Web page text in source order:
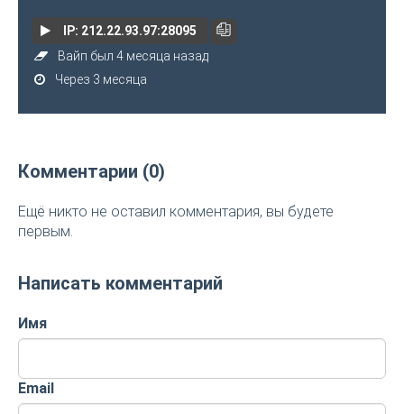
IP: 212.22.93.97:28095
Вайп был 4 месяца назад
Через 3 месяца
Комментарии (0)
Ещё никто не оставил комментария, вы будете
первым.
Написать комментарий
Имя
Email